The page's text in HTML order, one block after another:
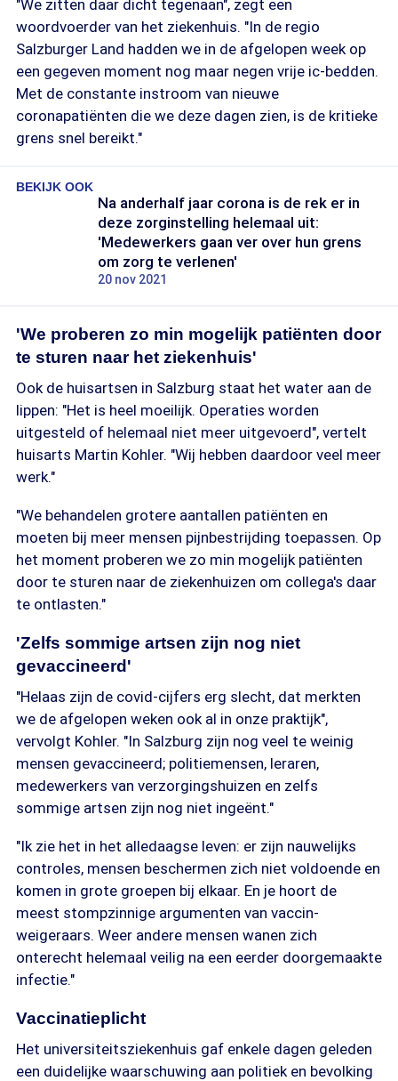
"We zitten daar dicht tegenaan", zegt een
woordvoerder van het ziekenhuis. "In de regio
Salzburger Land hadden we in de afgelopen week op
een gegeven moment nog maar negen vrije ic-bedden.
Met de constante instroom van nieuwe
coronapatiënten die we deze dagen zien, is de kritieke
grens snel bereikt."
BEKIJK OOK
Na anderhalf jaar corona is de rek er in
deze zorginstelling helemaal uit:
'Medewerkers gaan ver over hun grens
om zorg te verlenen'
20 nov 2021
'We proberen zo min mogelijk patiënten door
te sturen naar het ziekenhuis'
Ook de huisartsen in Salzburg staat het water aan de
lippen: "Het is heel moeilijk. Operaties worden
uitgesteld of helemaal niet meer uitgevoerd", vertelt
huisarts Martin Kohler. "Wij hebben daardoor veel meer
werk."
"We behandelen grotere aantallen patiënten en
moeten bij meer mensen pijnbestrijding toepassen. Op
het moment proberen we zo min mogelijk patiënten
door te sturen naar de ziekenhuizen om collega's daar
te ontlasten."
'Zelfs sommige artsen zijn nog niet
gevaccineerd'
"Helaas zijn de covid-cijfers erg slecht, dat merkten
we de afgelopen weken ook al in onze praktijk",
vervolgt Kohler. "In Salzburg zijn nog veel te weinig
mensen gevaccineerd; politiemensen, leraren,
medewerkers van verzorgingshuizen en zelfs
sommige artsen zijn nog niet ingeënt."
"Ik zie het in het alledaagse leven: er zijn nauwelijks
controles, mensen beschermen zich niet voldoende en
komen in grote groepen bij elkaar. En je hoort de
meest stompzinnige argumenten van vaccin-
weigeraars. Weer andere mensen wanen zich
onterecht helemaal veilig na een eerder doorgemaakte
infectie."
Vaccinatieplicht
Het universiteitsziekenhuis gaf enkele dagen geleden
een duidelijke waarschuwing aan politiek en bevolking